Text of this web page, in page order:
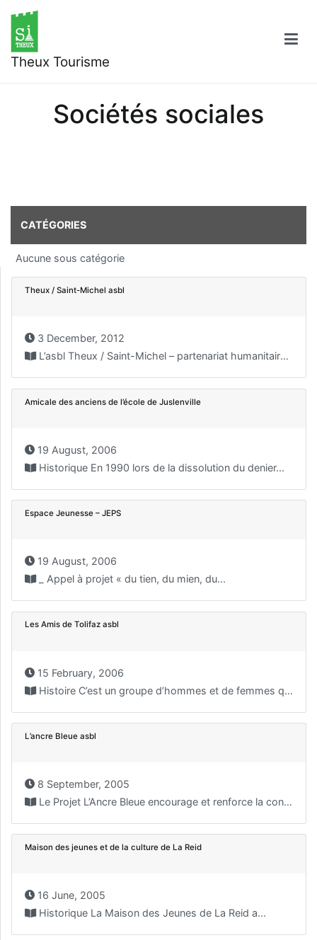
contenu
Theux Tourisme
Sociétés sociales
CATÉGORIES
Aucune sous catégorie
Theux / Saint-Michel asbl
3 December, 2012
L’asbl Theux / Saint-Michel – partenariat humanitaire en Haïti...
Amicale des anciens de l’école de Juslenville
19 August, 2006
Historique En 1990 lors de la dissolution du denier...
Espace Jeunesse – JEPS
19 August, 2006
_ Appel à projet « du tien, du mien, du...
Les Amis de Tolifaz asbl
15 February, 2006
Histoire C’est un groupe d’hommes et de femmes qui...
L’ancre Bleue asbl
8 September, 2005
Le Projet L’Ancre Bleue encourage et renforce la convivialité...
Maison des jeunes et de la culture de La Reid
16 June, 2005
Historique La Maison des Jeunes de La Reid a...